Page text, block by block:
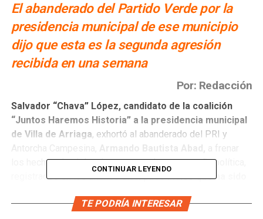
El abanderado del Partido Verde por la
presidencia municipal de ese municipio
dijo que esta es la segunda agresión
recibida en una semana
Por: Redacción
Salvador “Chava” López, candidato de la coalición
“Juntos Haremos Historia” a la presidencia municipal
de Villa de Arriaga, exhortó al abanderado del PRI y
los hechos de violencia en contra de su campaña política,
registrados en los últimos días,pues indicó que ha sido
CONTINUAR LEYENDO
TE PODRÍA INTERESAR